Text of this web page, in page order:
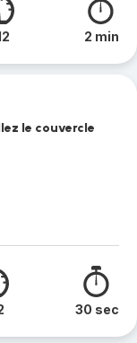
2 min
le couvercle
30 sec